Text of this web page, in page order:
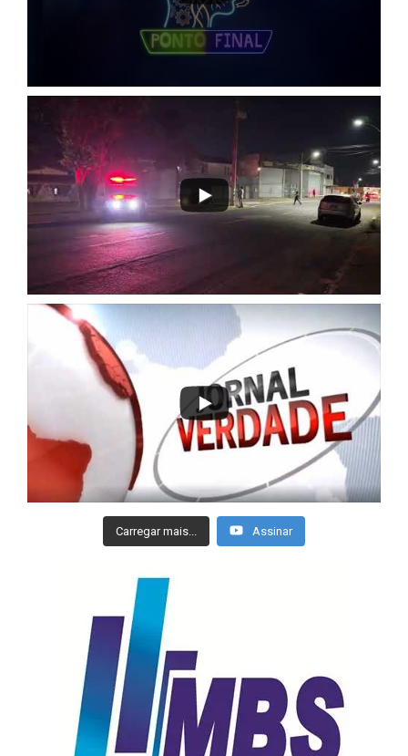
Carregar mais... Assinar